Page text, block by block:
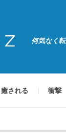
何気なく
癒される 衝撃